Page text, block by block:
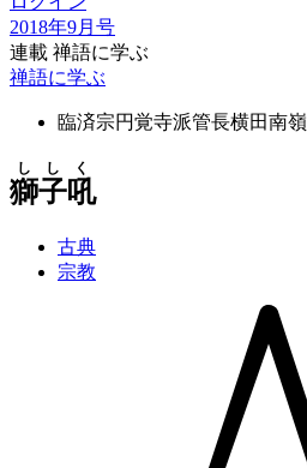
2018年9月号
連載 禅語に学ぶ
禅語に学ぶ
臨済宗円覚寺派管長横田南嶺
獅子吼
ししく
古典
宗教